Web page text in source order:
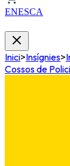
ENESCA
Inici>Insígnies>
Cossos de